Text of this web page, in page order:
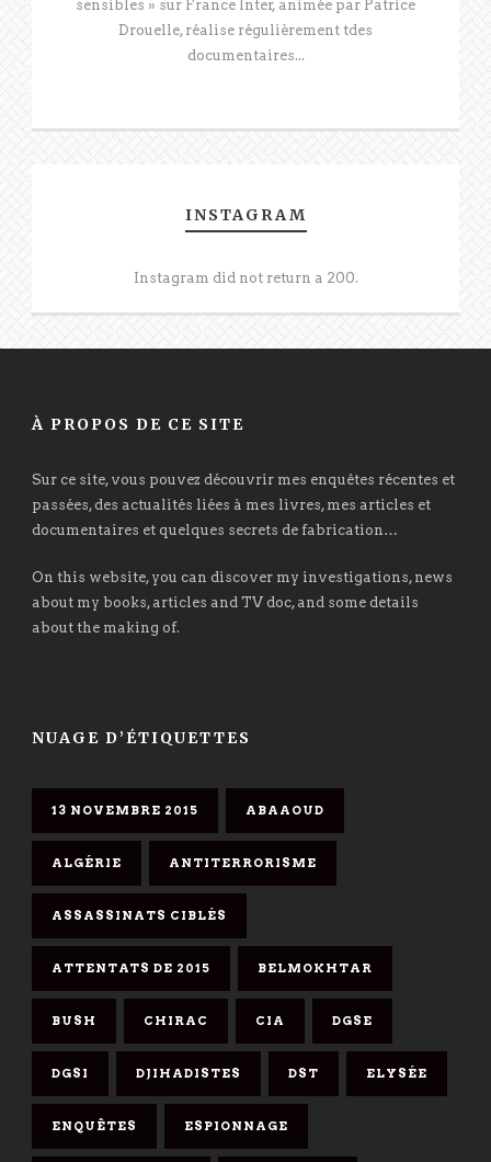
sensibles » sur France Inter, animée par Patrice
Drouelle, réalise régulièrement tdes
documentaires...
INSTAGRAM
Instagram did not return a 200.
À PROPOS DE CE SITE
Sur ce site, vous pouvez découvrir mes enquêtes récentes et
passées, des actualités liées à mes livres, mes articles et
documentaires et quelques secrets de fabrication…
On this website, you can discover my investigations, news
about my books, articles and TV doc, and some details
about the making of.
NUAGE D’ÉTIQUETTES
13 NOVEMBRE 2015 ABAAOUD
ALGÉRIE ANTITERRORISME
ASSASSINATS CIBLÉS
ATTENTATS DE 2015 BELMOKHTAR
BUSH CHIRAC CIA DGSE
DGSI DJIHADISTES DST ELYSÉE
ENQUÊTES ESPIONNAGE